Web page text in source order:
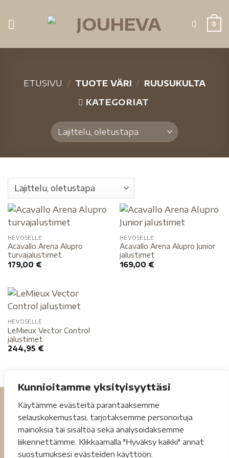
Kunnioitamme yksityisyyttäsi
Käytämme evästeitä parantaaksemme
selauskokemustasi, tarjotaksemme personoituja
mainoksia tai sisältöä sekä analysoidaksemme
liikennettämme. Klikkaamalla "Hyväksy kaikki" annat
suostumuksesi evästeiden käyttöön.
0
ETUSIVU / TUOTE VÄRI / RUUSUKULTA
KATEGORIAT
HEVOSELLE
Acavallo Arena Alupro
turvajalustimet
179,00 €
HEVOSELLE
Acavallo Arena Alupro Junior
jalustimet
169,00 €
HEVOSELLE
LeMieux Vector Control
jalustimet
244,95 €